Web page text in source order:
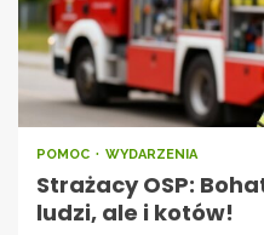
POMOC WYDARZENIA
Strażacy OSP:
ludzi, ale i kotów!